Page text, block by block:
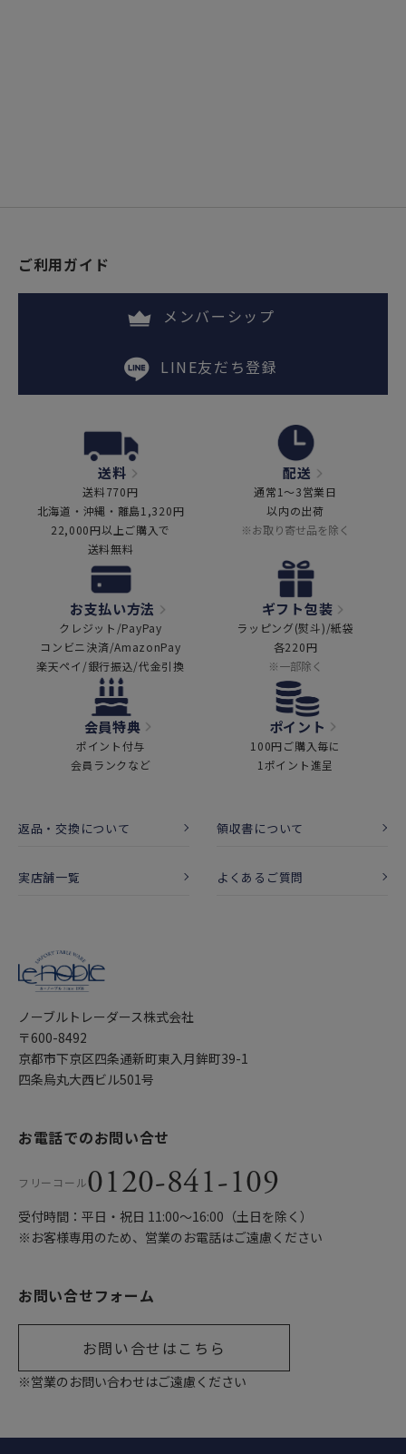
ご利用ガイド
メンバーシップ
LINE友だち登録
送料
送料770円
北海道・沖縄・離島1,320円
22,000円以上ご購入で
送料無料
配送
通常1～3営業日
以内の出荷
※お取り寄せ品を除く
お支払い方法
クレジット/PayPay
コンビニ決済/AmazonPay
楽天ペイ/銀行振込/代金引換
ギフト包装
ラッピング(熨斗)/紙袋
各220円
※一部除く
会員特典
ポイント付与
会員ランクなど
ポイント
100円ご購入毎に
1ポイント進呈
返品・交換について 領収書について
実店舗一覧 よくあるご質問
ノーブルトレーダース株式会社
〒600-8492
京都市下京区四条通新町東入月鉾町39-1
四条烏丸大西ビル501号
お電話でのお問い合せ
フリーコール0120-841-109
受付時間：平日・祝日 11:00〜16:00（土日を除く）
※お客様専用のため、営業のお電話はご遠慮ください
お問い合せフォーム
お問い合せはこちら
※営業のお問い合わせはご遠慮ください